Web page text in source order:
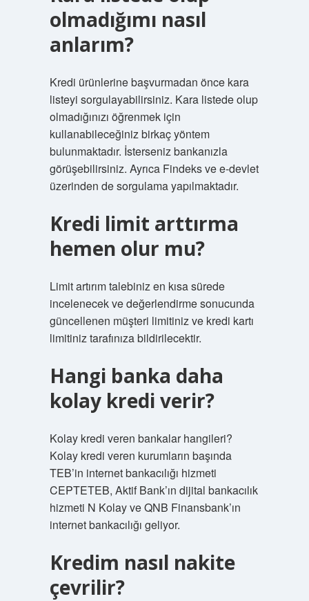
olmadığımı nasıl
anlarım?
Kredi ürünlerine başvurmadan önce kara
listeyi sorgulayabilirsiniz. Kara listede olup
olmadığınızı öğrenmek için
kullanabileceğiniz birkaç yöntem
bulunmaktadır. İsterseniz bankanızla
görüşebilirsiniz. Ayrıca Findeks ve e-devlet
üzerinden de sorgulama yapılmaktadır.
Kredi limit arttırma
hemen olur mu?
Limit artırım talebiniz en kısa sürede
incelenecek ve değerlendirme sonucunda
güncellenen müşteri limitiniz ve kredi kartı
limitiniz tarafınıza bildirilecektir.
Hangi banka daha
kolay kredi verir?
Kolay kredi veren bankalar hangileri?
Kolay kredi veren kurumların başında
TEB’in internet bankacılığı hizmeti
CEPTETEB, Aktif Bank’ın dijital bankacılık
hizmeti N Kolay ve QNB Finansbank’ın
internet bankacılığı geliyor.
Kredim nasıl nakite
çevrilir?